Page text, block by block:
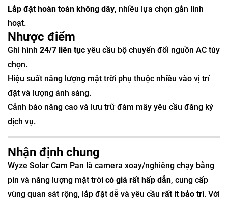
Lắp đặt hoàn toàn không dây, nhiều lựa chọn gắn linh
hoạt.
Nhược điểm
Ghi hình 24/7 liên tục yêu cầu bộ chuyển đổi nguồn AC tùy
chọn.
Hiệu suất năng lượng mặt trời phụ thuộc nhiều vào vị trí
đặt và lượng ánh sáng.
Cảnh báo nâng cao và lưu trữ đám mây yêu cầu đăng ký
dịch vụ.
Nhận định chung
Wyze Solar Cam Pan là camera xoay/nghiêng chạy bằng
pin và năng lượng mặt trời có giá rất hấp dẫn, cung cấp
vùng quan sát rộng, lắp đặt dễ và yêu cầu rất ít bảo trì. Với